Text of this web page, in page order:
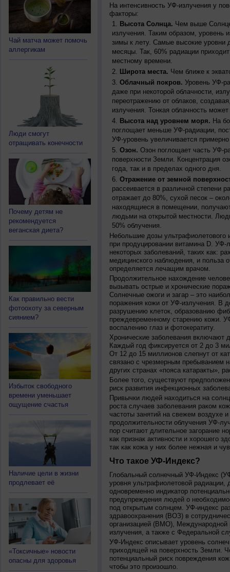
Чай матча может помочь
аллергикам
Люди смогут
отращивать конечности
Почему детям не
рекомендуется
веганская диета?
Как правильно вести
фотоохоту за северным
сиянием?
Избыток свободного
времени уменьшает
ощущение счастья
Наличие цели в жизни
продлевает её
«Токсичные» новости
опасны для здоровья
На интенсивность УФ-излучения у
факторы:
Высота Солнца. Чем выше
излучения. Таким образом, уровень
зимы к лету. Самые высокие уровни
месяцы. Так, 60% радиации
местному времени.
Широта места. Чем ближе к
Облачный покров. Уровень УФ-
даже при некоторой облачности,
переотражению от облаков,
излучения. Тонкая облачность
Высота над уровнем моря. На
поглощает меньше УФ-радиации,
УФ-уровень увеличивается
Озон. Озон поглощает часть УФ-
поверхности Земли. Концентрация
года, так и в пределах одного дня.
Отражение от земной
рассеивается в различной степени
отражает до 80%, сухой песок –
находящиеся в помещении,
людьми на открытой местности.
50% облучения.
Небольшие дозы ультрафиолетового
при продуцировании витамина D.
некоторых заболеваний, таких как:
медицинского наблюдения, и польза
определяется лечащим врачом.
Продолжительное нахождение
вызывать острые и хронические
Солнечные ожоги и загар – это
поражения кожи от УФ-излучения. В
разрушению клеток, образованию
преждевременному старению кожи.
воспалению глаз и фотокератиту.
Хронические заболевания включают
Каждый год фиксируется от 2 до 3
От 12 до 15 миллионов слепнут от
связано с чрезмерным пребыванием
других странах «пояса катаракты»,
Более того, существуют
риск развития инфекционных
Привычки людей находиться на
роста случаев заболевания раком
частоты занятий на свежем воздухе
продолжительности облучения УФ-
пор считают длительное загорание
как признак активности и хорошего
так как кожа у них более нежная и
Что такое УФ-Индекс?
Глобальный солнечный УФ-Индекс
уровня ультрафиолетовой
одновременно индикатор
предупреждения людей о
под открытым солнцем. УФ-индекс
здравоохранения (ВОЗ) в
организацией (ВМО), Международной
излучения, а также с Федеральной
УФ-Индекс описывает уровень
приходящей на поверхность Земли.
потенциальный риск повреждения
чтобы это произошло.